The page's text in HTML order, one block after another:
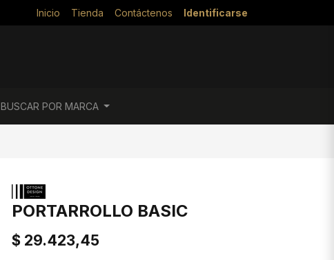
Inicio Tienda Contáctenos Identificarse
BUSCAR POR MARCA
PORTARROLLO BASIC
$ 29.423,45